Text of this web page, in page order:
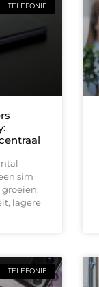
TELEFONIE
sim
lagere
TELEFONIE